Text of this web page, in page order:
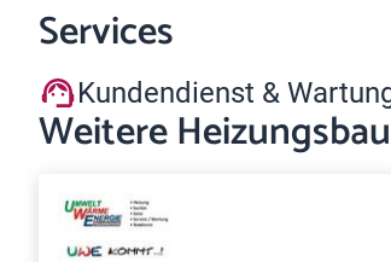
Services
Kundendienst &
Weitere